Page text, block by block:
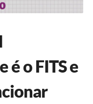
é o FITS e